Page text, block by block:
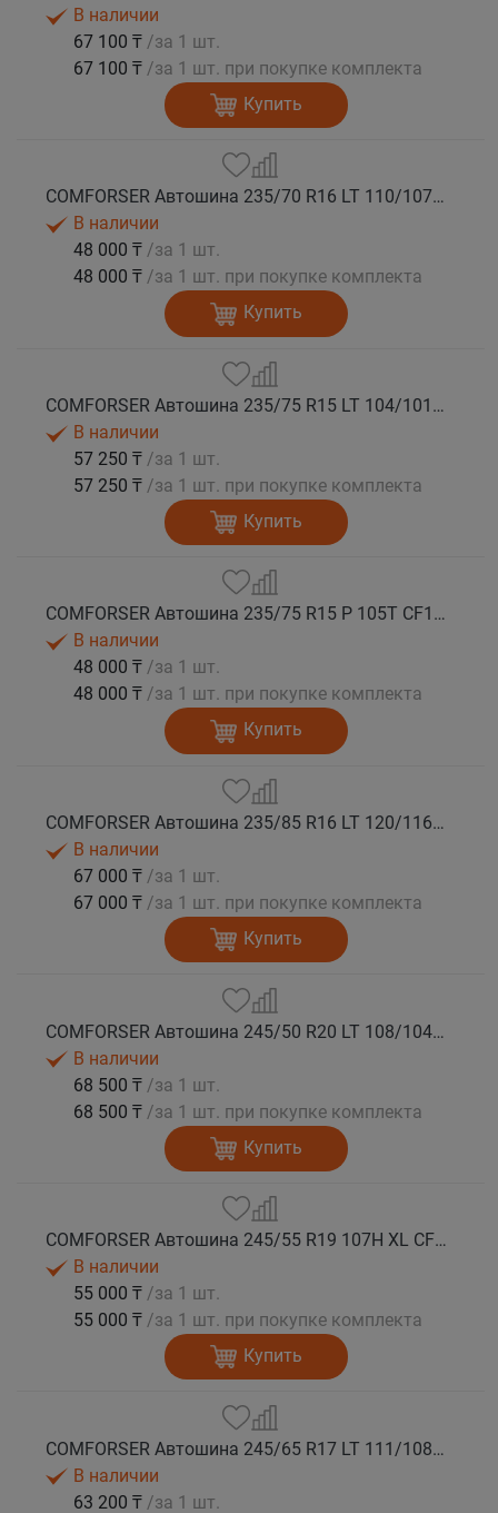
В наличии
67 100 ₸ /за 1 шт.
67 100 ₸ /за 1 шт. при покупке комплекта
Купить
COMFORSER Автошина 235/70 R16 LT 110/107S CF1100 8PR RWL лето
В наличии
48 000 ₸ /за 1 шт.
48 000 ₸ /за 1 шт. при покупке комплекта
Купить
COMFORSER Автошина 235/75 R15 LT 104/101R CF1100 6PR RWL лето
В наличии
57 250 ₸ /за 1 шт.
57 250 ₸ /за 1 шт. при покупке комплекта
Купить
COMFORSER Автошина 235/75 R15 P 105T CF1100 RWL лето
В наличии
48 000 ₸ /за 1 шт.
48 000 ₸ /за 1 шт. при покупке комплекта
Купить
COMFORSER Автошина 235/85 R16 LT 120/116R CF1100 10PR RWL лето
В наличии
67 000 ₸ /за 1 шт.
67 000 ₸ /за 1 шт. при покупке комплекта
Купить
COMFORSER Автошина 245/50 R20 LT 108/104S CF1100 RWL лето
В наличии
68 500 ₸ /за 1 шт.
68 500 ₸ /за 1 шт. при покупке комплекта
Купить
COMFORSER Автошина 245/55 R19 107H XL CF1100 RWL лето
В наличии
55 000 ₸ /за 1 шт.
55 000 ₸ /за 1 шт. при покупке комплекта
Купить
COMFORSER Автошина 245/65 R17 LT 111/108S CF1100 8PR RWL лето
В наличии
63 200 ₸ /за 1 шт.